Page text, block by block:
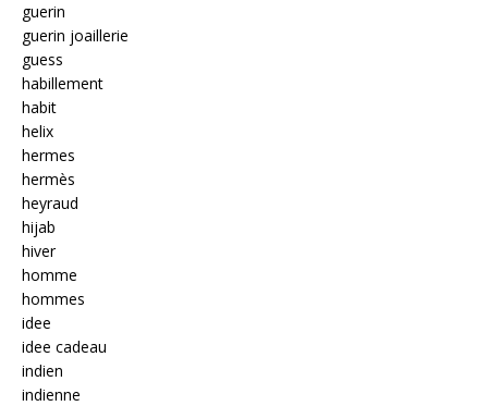
guerin
guerin joaillerie
guess
habillement
habit
helix
hermes
hermès
heyraud
hijab
hiver
homme
hommes
idee
idee cadeau
indien
indienne